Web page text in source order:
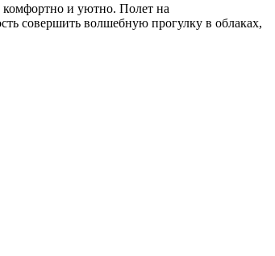
комфортно и уютно. Полет на
совершить волшебную прогулку в облаках,